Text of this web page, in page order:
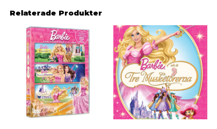
Relaterade Produkter